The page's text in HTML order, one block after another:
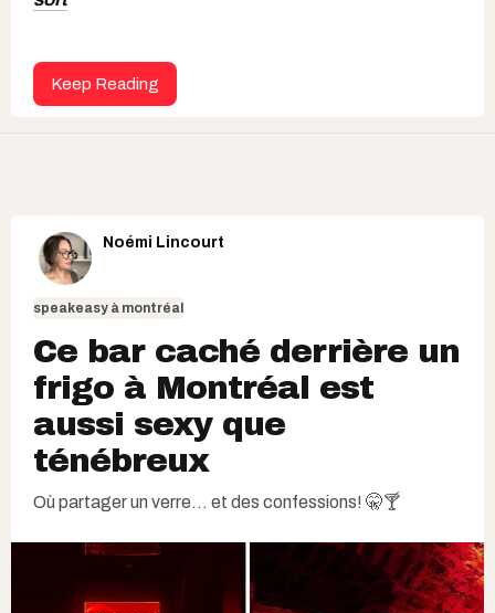
Keep Reading
Noémi Lincourt
speakeasy à montréal
Ce bar caché derrière un
frigo à Montréal est
aussi sexy que
ténébreux
Où partager un verre... et des confessions! 🤫🍸